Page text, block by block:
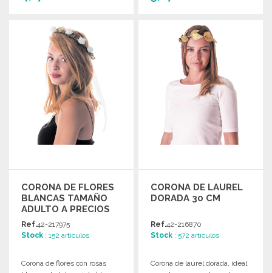
Solicitar un presupuesto
PEDIR
Solicitar un presupuesto
CORONA DE FLORES
BLANCAS TAMAÑO
ADULTO A PRECIOS
DE MAYORISTA
Ref.42-217975
Stock : 152 artículos
Corona de flores con rosas
CORONA DE LAUREL
DORADA 30 CM
Ref.42-216870
Stock : 572 artículos
Corona de laurel dorada, ideal